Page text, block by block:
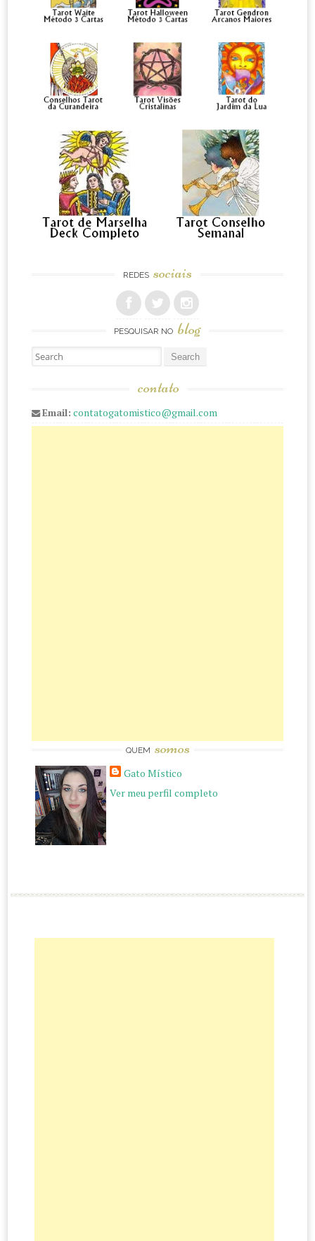
REDES sociais
PESQUISAR NO blog
Pesquisar
contato
Email: contatogatomistico@gmail.com
QUEM somos
Gato Místico
Ver meu perfil completo